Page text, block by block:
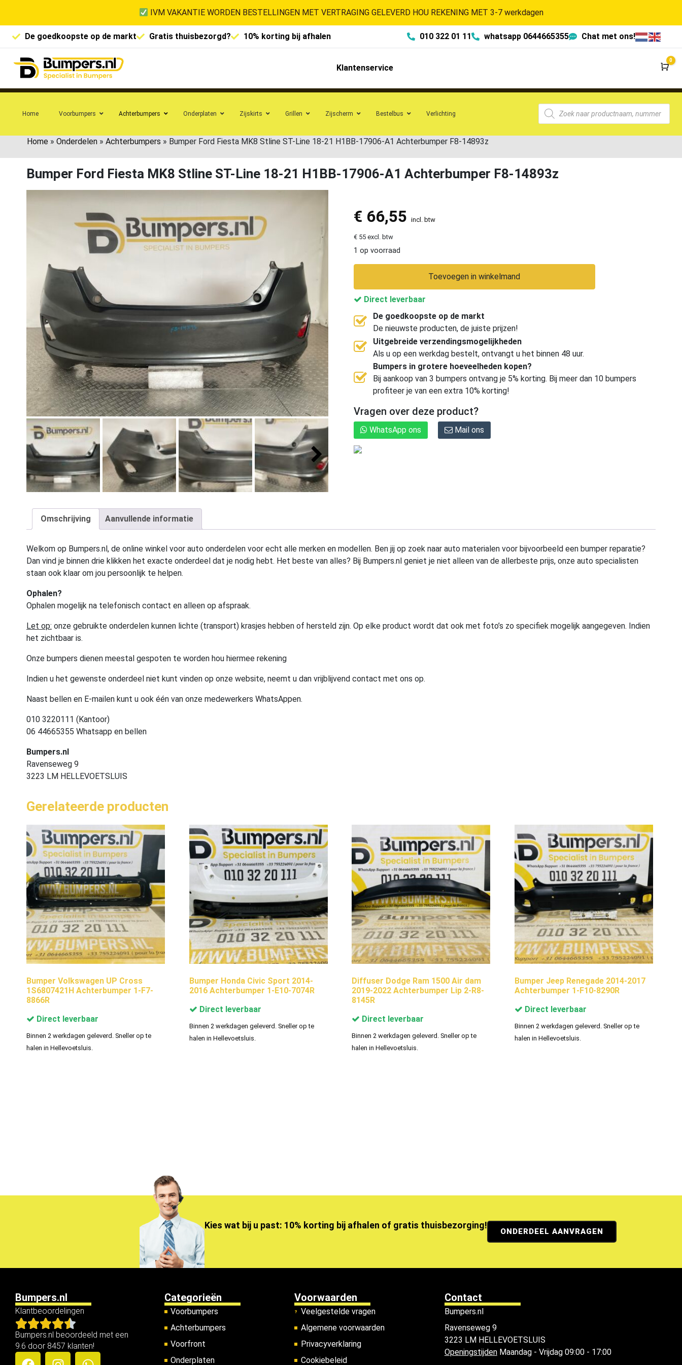
IVM VAKANTIE WORDEN BESTELLINGEN MET VERTRAGING GELEVERD HOU REKENING MET 3-7 werkdagen
De goedkoopste op de markt Gratis thuisbezorgd? 10% korting bij afhalen 010 322 01 11 whatsapp 0644665355 Chat met ons!
Klantenservice
0
Home Voorbumpers Achterbumpers Onderplaten Zijskirts Grillen Zijscherm Bestelbus Verlichting
Home » Onderdelen » Achterbumpers » Bumper Ford Fiesta MK8 Stline ST-Line 18-21 H1BB-17906-A1 Achterbumper F8-14893z
Bumper Ford Fiesta MK8 Stline ST-Line 18-21 H1BB-17906-A1 Achterbumper F8-14893z
€ 66,55 incl. btw
€ 55 excl. btw
1 op voorraad
Toevoegen in winkelmand
Direct leverbaar
De goedkoopste op de markt
De nieuwste producten, de juiste prijzen!
Uitgebreide verzendingsmogelijkheden
Als u op een werkdag bestelt, ontvangt u het binnen 48 uur.
Bumpers in grotere hoeveelheden kopen?
Bij aankoop van 3 bumpers ontvang je 5% korting. Bij meer dan 10 bumpers
profiteer je van een extra 10% korting!
Vragen over deze product?
WhatsApp ons Mail ons
Omschrijving Aanvullende informatie
Welkom op Bumpers.nl, de online winkel voor auto onderdelen voor echt alle merken en modellen. Ben jij op zoek naar auto materialen voor bijvoorbeeld een bumper reparatie?
Dan vind je binnen drie klikken het exacte onderdeel dat je nodig hebt. Het beste van alles? Bij Bumpers.nl geniet je niet alleen van de allerbeste prijs, onze auto specialisten
staan ook klaar om jou persoonlijk te helpen.
Ophalen?
Ophalen mogelijk na telefonisch contact en alleen op afspraak.
Let op: onze gebruikte onderdelen kunnen lichte (transport) krasjes hebben of hersteld zijn. Op elke product wordt dat ook met foto’s zo specifiek mogelijk aangegeven. Indien
het zichtbaar is.
Onze bumpers dienen meestal gespoten te worden hou hiermee rekening
Indien u het gewenste onderdeel niet kunt vinden op onze website, neemt u dan vrijblijvend contact met ons op.
Naast bellen en E-mailen kunt u ook één van onze medewerkers WhatsAppen.
010 3220111 (Kantoor)
06 44665355 Whatsapp en bellen
Bumpers.nl
Ravenseweg 9
3223 LM HELLEVOETSLUIS
Gerelateerde producten
Bumper Volkswagen UP Cross
1S6807421H Achterbumper 1-F7-
8866R
Direct leverbaar
Binnen 2 werkdagen geleverd. Sneller op te
halen in Hellevoetsluis.
Bumper Honda Civic Sport 2014-
2016 Achterbumper 1-E10-7074R
Direct leverbaar
Binnen 2 werkdagen geleverd. Sneller op te
halen in Hellevoetsluis.
Diffuser Dodge Ram 1500 Air dam
2019-2022 Achterbumper Lip 2-R8-
8145R
Direct leverbaar
Binnen 2 werkdagen geleverd. Sneller op te
halen in Hellevoetsluis.
Bumper Jeep Renegade 2014-2017
Achterbumper 1-F10-8290R
Direct leverbaar
Binnen 2 werkdagen geleverd. Sneller op te
halen in Hellevoetsluis.
Kies wat bij u past: 10% korting bij afhalen of gratis thuisbezorging!
ONDERDEEL AANVRAGEN
Bumpers.nl
Klantbeoordelingen
Bumpers.nl beoordeeld met een
9.6 door 8457 klanten!
Categorieën
Voorbumpers
Achterbumpers
Voorfront
Onderplaten
Voorwaarden
Veelgestelde vragen
Algemene voorwaarden
Privacyverklaring
Cookiebeleid
Contact
Bumpers.nl
Ravenseweg 9
3223 LM HELLEVOETSLUIS
OpeningstijdenMaandag - Vrijdag 09:00 - 17:00